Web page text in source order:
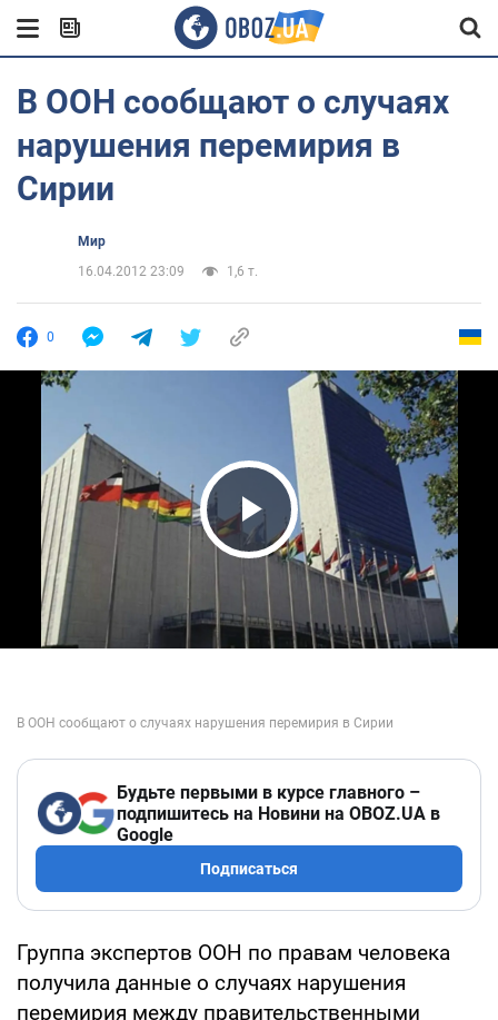
В ООН сообщают о случаях
нарушения перемирия в
Сирии
Мир
16.04.2012 23:09
1,6 т.
0
Play Video
Будьте первыми в курсе главного –
подпишитесь на Новини на OBOZ.UA в
Google
Подписаться
Группа экспертов ООН по правам человека
получила данные о случаях нарушения
перемирия между правительственными